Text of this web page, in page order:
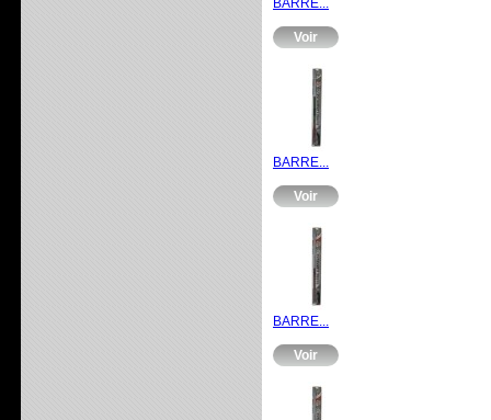
BARRE...
Voir
BARRE...
Voir
BARRE...
Voir